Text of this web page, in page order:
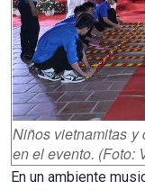
Niños vietnamitas
en el evento. (Foto:
En un ambiente